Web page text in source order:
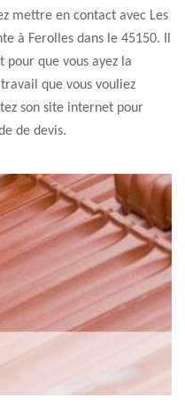
mettre en contact avec Les
à Ferolles dans le 45150. Il
que vous ayez la
que vous vouliez
son site internet pour
de devis.